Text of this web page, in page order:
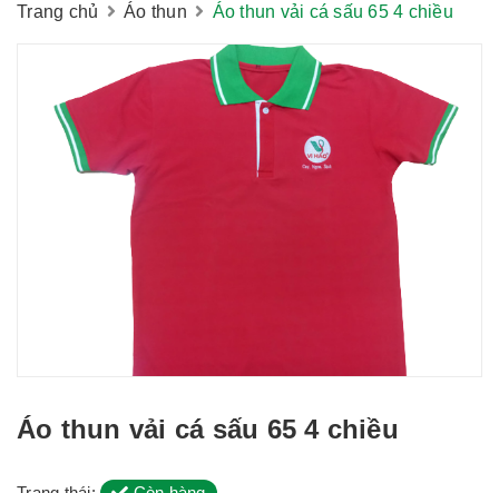
Trang chủ Áo thun Áo thun vải cá sấu 65 4 chiều
Áo thun vải cá sấu 65 4 chiều